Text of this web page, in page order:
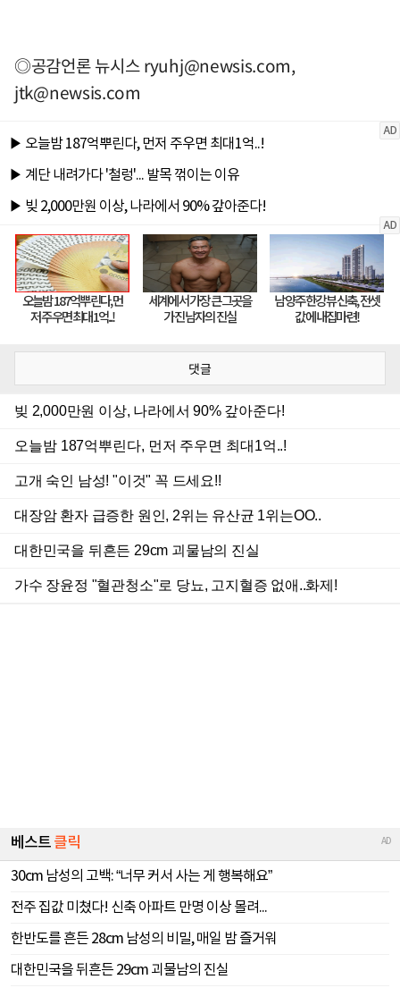
◎공감언론 뉴시스ryuhj@newsis.com,
jtk@newsis.com
댓글